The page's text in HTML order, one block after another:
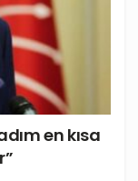
en kısa